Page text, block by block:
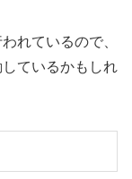
れているので、
ているかもしれ